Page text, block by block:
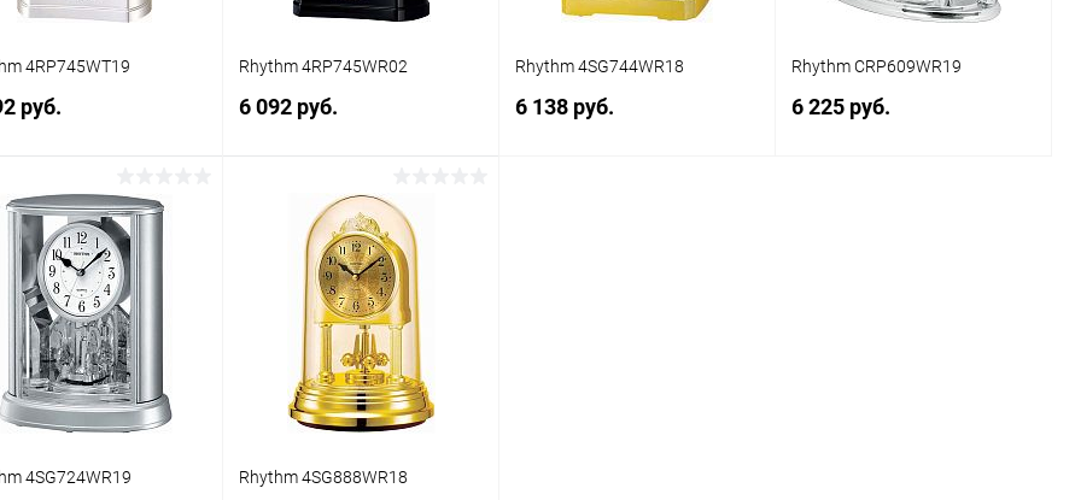
4RP745WT19
руб.
Заказать
Купить в 1
Сравнение
В избранное Под заказ
Rhythm 4RP745WR02
6 092 руб.
Заказать
Купить в 1
Сравнение
В избранное Под заказ
Rhythm 4SG744WR18
6 138 руб.
Rhythm CRP609WR19
6 225 руб.
4SG724WR19 Rhythm 4SG888WR18